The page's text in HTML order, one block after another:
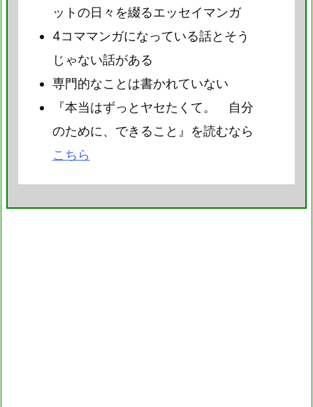
ットの日々を綴るエッセイマンガ
4コママンガになっている話とそう
じゃない話がある
専門的なことは書かれていない
『本当はずっとヤセたくて。 自分
のために、できること』を読むなら
こちら